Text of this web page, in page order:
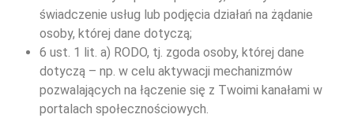
świadczenie usług lub podjęcia działań na żądanie
osoby, której dane dotyczą;
6 ust. 1 lit. a) RODO, tj. zgoda osoby, której dane
dotyczą – np. w celu aktywacji mechanizmów
pozwalających na łączenie się z Twoimi kanałami w
portalach społecznościowych.